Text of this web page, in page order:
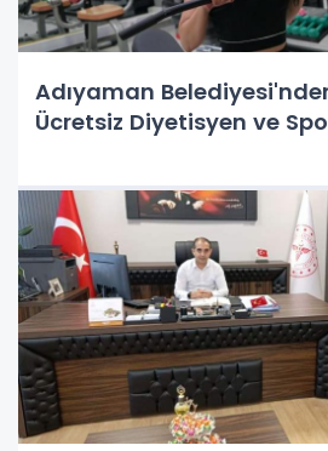
Adıyaman
Ücretsiz Diyetisyen ve